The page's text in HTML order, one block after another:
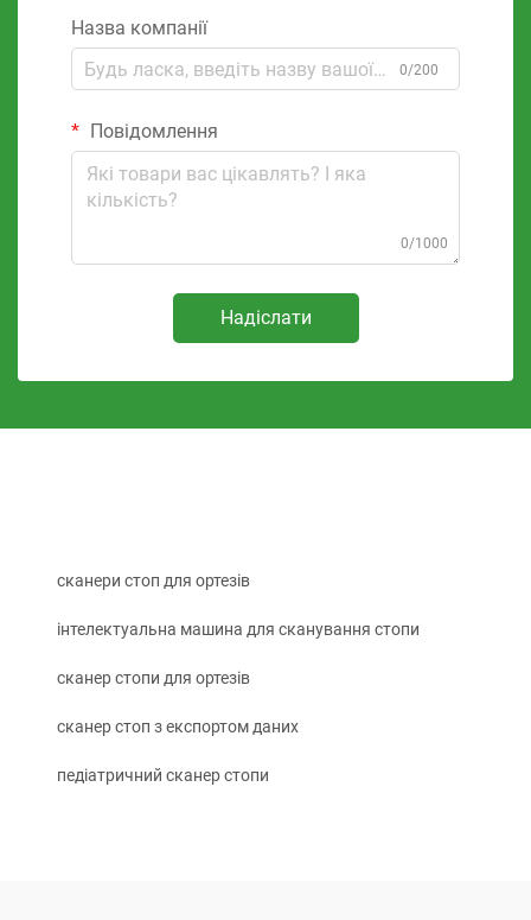
Назва компанії
0/200
Повідомлення
0/1000
Надіслати
сканери стоп для ортезів
інтелектуальна машина для сканування стопи
сканер стопи для ортезів
сканер стоп з експортом даних
педіатричний сканер стопи